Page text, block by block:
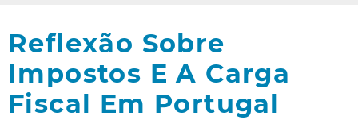
Reflexão Sobre
Impostos E A Carga
Fiscal Em Portugal